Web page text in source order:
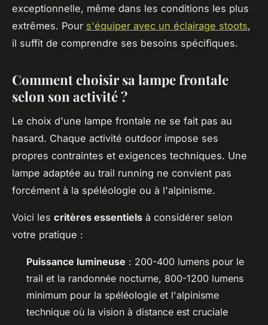
exceptionnelle, même dans les conditions les plus
extrêmes. Pour s'équiper avec un éclairage stoots,
il suffit de comprendre ses besoins spécifiques.
Comment choisir sa lampe frontale
selon son activité ?
Le choix d'une lampe frontale ne se fait pas au
hasard. Chaque activité outdoor impose ses
propres contraintes et exigences techniques. Une
lampe adaptée au trail running ne convient pas
forcément à la spéléologie ou à l'alpinisme.
Voici les critères essentiels à considérer selon
votre pratique :
Puissance lumineuse : 200-400 lumens pour le
trail et la randonnée nocturne, 800-1200 lumens
minimum pour la spéléologie et l'alpinisme
technique où la vision à distance est cruciale